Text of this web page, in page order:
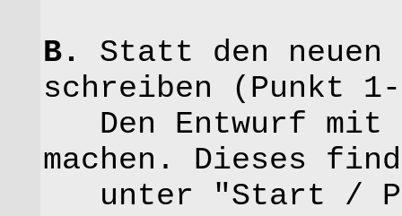
B.
Statt den
schreiben (Punkt
Den Entwurf mit
machen. Dieses
unter "Start /